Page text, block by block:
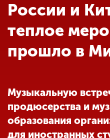
Обучение
Наука
Международная
деятельность
Другие виды
России и
теплое
прошло в
Музыкальную
продюсерства и
образования
для иностранных